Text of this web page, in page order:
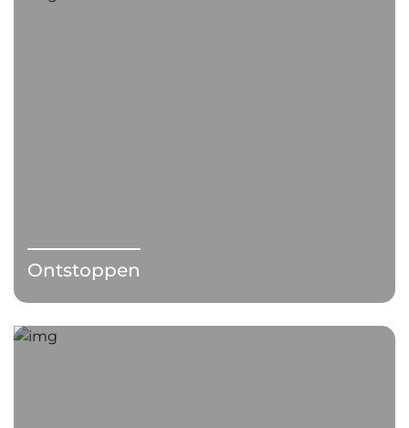
Ontstoppen